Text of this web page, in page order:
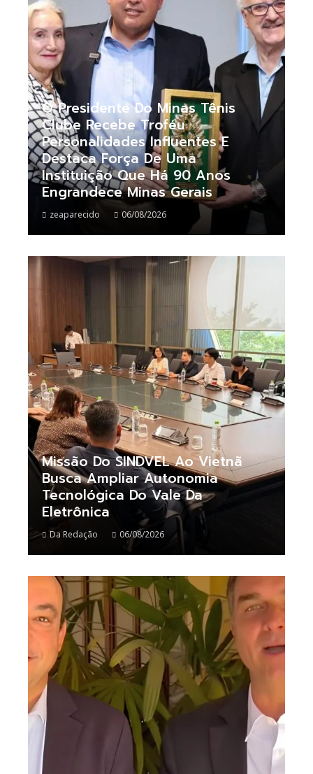
O Presidente Do Minas Tênis
Clube Recebe Troféu
Personalidades Influentes E
Destaca Força De Uma
Instituição Que Há 90 Anos
Engrandece Minas Gerais
zeaparecido 06/08/2026
Missão Do SINDVEL Ao Vietnã
Busca Ampliar Autonomia
Tecnológica Do Vale Da
Eletrônica
Da Redação 06/08/2026